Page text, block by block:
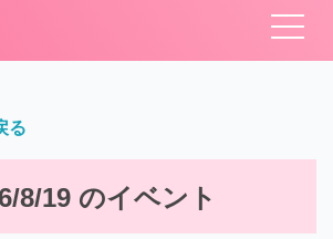
る
8/19 のイベント